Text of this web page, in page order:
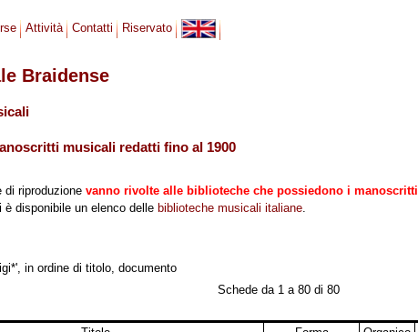
Attività Contatti Riservato
Braidense
musicali redatti fino al 1900
di riproduzione vanno rivolte alle biblioteche che possiedono i manoscritti
disponibile un elenco delle biblioteche musicali italiane.
in ordine di titolo, documento
Schede da 1 a 80 di 80